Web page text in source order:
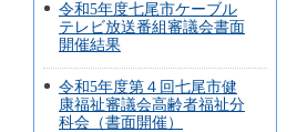
令和5年度七尾市ケーブル
テレビ放送番組審議会書面
開催結果
令和5年度第４回七尾市健
康福祉審議会高齢者福祉分
科会（書面開催）